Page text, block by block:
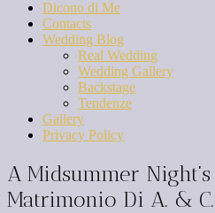
Dicono di Me
Contacts
Wedding Blog
Real Wedding
Wedding Gallery
Backstage
Tendenze
Gallery
Privacy Policy
A Midsummer
Matrimonio Di A. & C.